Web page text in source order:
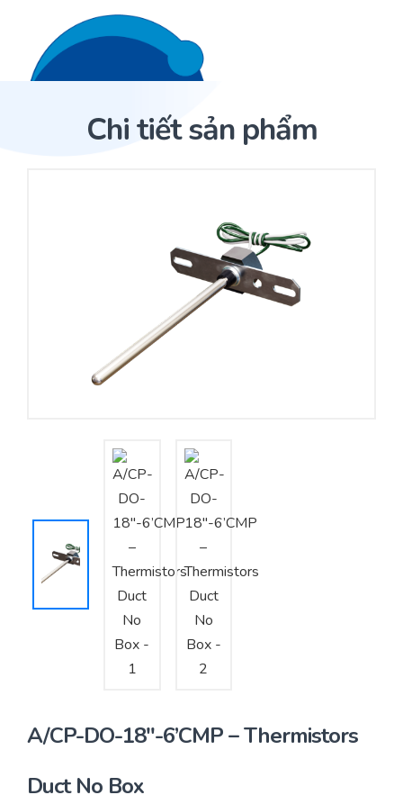
Trang Chủ
Nhà sản xuất thiết bị điều khiển
Cung cấp giải pháp quản lý cho toà nhà (BMS)
Tư vấn – Thiết kế – Cung cấp thiết bị HVAC
Tư vấn thiết kế, thi công tủ điều khiển
Thi công – Lắp đặt hệ thống HVAC
Chi tiết sản phẩm
A/CP-DO-18″-6’CMP – Thermistors
Duct No Box